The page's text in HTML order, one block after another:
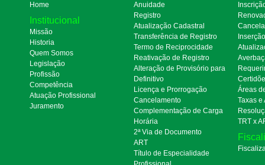
Home
Institucional
Missão
Historia
Quem Somos
Legislação
Profissão
Competência
Atuação Profissional
Juramento
Anuidade
Registro
Atualização Cadastral
Transferência de Registro
Termo de Reciprocidade
Reativação de Registro
Alteração de Provisório para
Definitivo
Licença e Prorrogação
Cancelamento
Complementação de Carga
Horária
2ª Via de Documento
ART
Título de Especialidade
Áreas
Taxas e
TRT x